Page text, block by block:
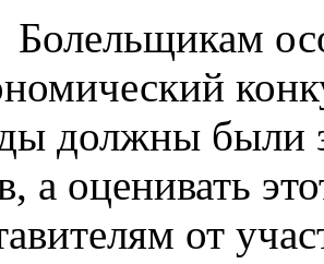
должны были
а оценивать
от